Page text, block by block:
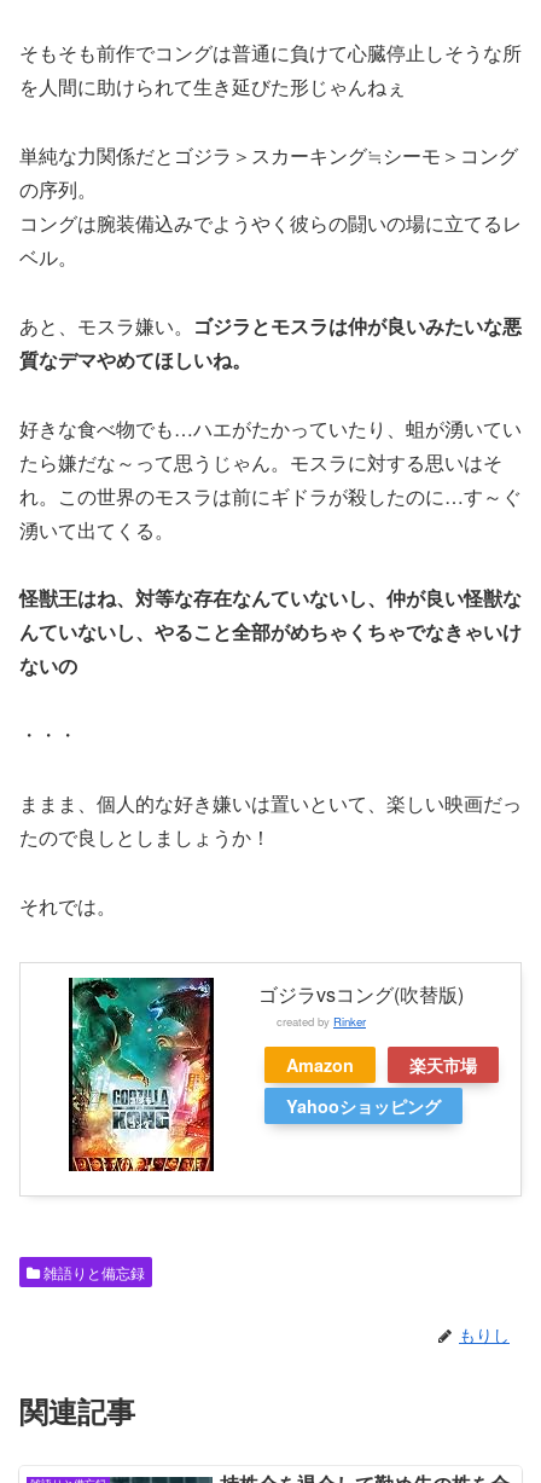
そもそも前作でコングは普通に負けて心臓停止しそうな所
を人間に助けられて生き延びた形じゃんねぇ
単純な力関係だとゴジラ＞スカーキング≒シーモ＞コング
の序列。
コングは腕装備込みでようやく彼らの闘いの場に立てるレ
ベル。
あと、モスラ嫌い。 ゴジラとモスラは仲が良いみたいな悪
質なデマやめてほしいね。
好きな食べ物でも…ハエがたかっていたり、蛆が湧いてい
たら嫌だな～って思うじゃん。モスラに対する思いはそ
れ。この世界のモスラは前にギドラが殺したのに…す～ぐ
湧いて出てくる。
怪獣王はね、対等な存在なんていないし、仲が良い怪獣な
んていないし、やること全部がめちゃくちゃでなきゃいけ
ないの
・・・
ままま、個人的な好き嫌いは置いといて、楽しい映画だっ
たので良しとしましょうか！
それでは。
ゴジラvsコング(吹替版)
created by Rinker
Amazon
楽天市場
Yahooショッピング
雑語りと備忘録
もりし
関連記事